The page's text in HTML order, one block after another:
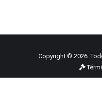
Copyright © 2026.